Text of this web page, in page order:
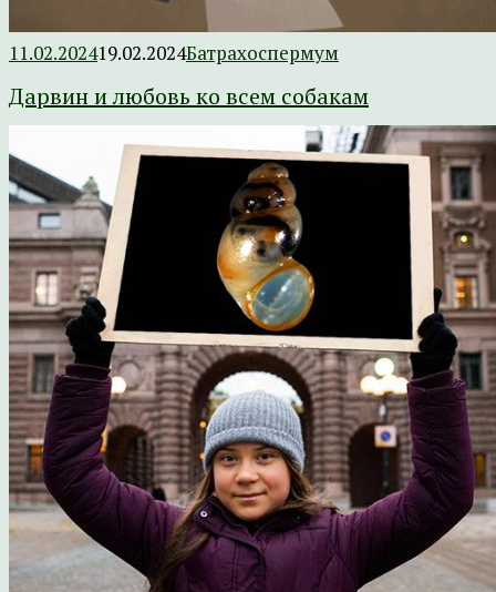
11.02.202419.02.2024Батрахоспермум
Дарвин и любовь ко всем собакам